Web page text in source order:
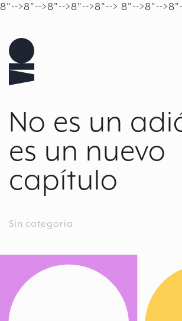
8"-->8"-->8"-->8"-->8"--> 8"-->8"-->
No es un
es un nuevo
capítulo
Sin categoría